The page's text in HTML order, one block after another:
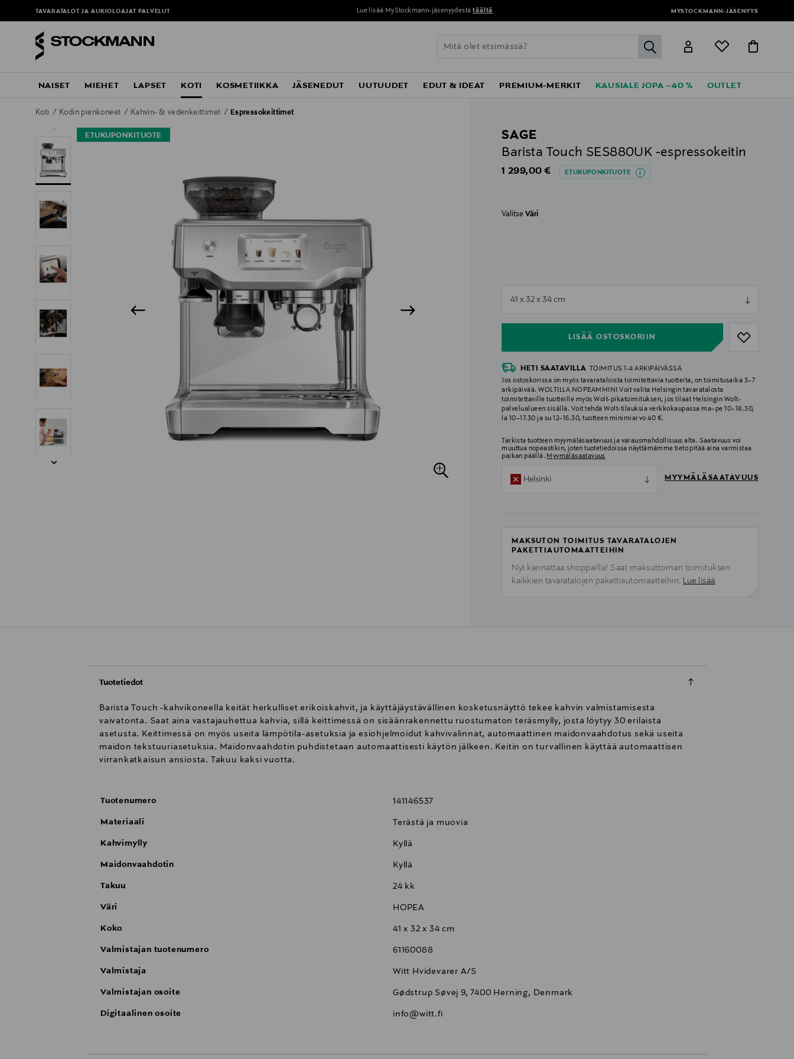
TAVARATALOT JA AUKIOLOAJAT PALVELUT Lue lisää MyStockmann-jäsenyydestä täältä MYSTOCKMANN-JÄSENYYS
label.header.go
NAISET MIEHET LAPSET KOTI KOSMETIIKKA JÄSENEDUT UUTUUDET EDUT & IDEAT PREMIUM-MERKIT KAUSIALE JOPA –40 % OUTLET
Koti Kodin pienkoneet Kahvin- & vedenkeittimet Espressokeittimet
ETUKUPONKITUOTE
SAGE
Barista Touch SES880UK -espressokeitin
Original Price
1 299,00 € ETUKUPONKITUOTE
ValitseVäri
41 x 32 x 34 cm
LISÄÄ OSTOSKORIIN
null
HETI SAATAVILLA
TOIMITUS 1-4 ARKIPÄIVÄSSÄ
Jos ostoskorissa on myös tavarataloista toimitettavia tuotteita, on toimitusaika 3–7
arkipäivää. WOLTILLA NOPEAMMIN! Voit valita Helsingin tavaratalosta
toimitettaville tuotteille myös Wolt-pikatoimituksen, jos tilaat Helsingin Wolt-
palvelualueen sisällä. Voit tehdä Wolt-tilauksia verkkokaupassa ma–pe 10–18.30,
la 10–17.30 ja su 12–16.30, tuotteen minimiarvo 40 €.
Tarkista tuotteen myymäläsaatavuus ja varausmahdollisuus alta. Saatavuus voi
muuttua nopeastikin, joten tuotetiedoissa näyttämämme tieto pitää aina varmistaa
paikan päällä. Myymäläsaatavuus
Helsinki MYYMÄLÄSAATAVUUS
MAKSUTON TOIMITUS TAVARATALOJEN
PAKETTIAUTOMAATTEIHIN
Nyt kannattaa shoppailla! Saat maksuttoman toimituksen
kaikkien tavaratalojen pakettiautomaatteihin. Lue lisää
Tuotetiedot
Barista Touch -kahvikoneella keität herkulliset erikoiskahvit, ja käyttäjäystävällinen kosketusnäyttö tekee kahvin valmistamisesta
vaivatonta. Saat aina vastajauhettua kahvia, sillä keittimessä on sisäänrakennettu ruostumaton teräsmylly, josta löytyy 30 erilaista
asetusta. Keittimessä on myös useita lämpötila-asetuksia ja esiohjelmoidut kahvivalinnat, automaattinen maidonvaahdotus sekä useita
maidon tekstuuriasetuksia. Maidonvaahdotin puhdistetaan automaattisesti käytön jälkeen. Keitin on turvallinen käyttää automaattisen
virrankatkaisun ansiosta. Takuu kaksi vuotta.
Tuotenumero 141146537
Materiaali Terästä ja muovia
Kahvimylly Kyllä
Maidonvaahdotin Kyllä
Takuu 24 kk
Väri HOPEA
Koko 41 x 32 x 34 cm
Valmistajan tuotenumero 61160088
Valmistaja Witt Hvidevarer A/S
Valmistajan osoite Gødstrup Søvej 9, 7400 Herning, Denmark
Digitaalinen osoite info@witt.fi